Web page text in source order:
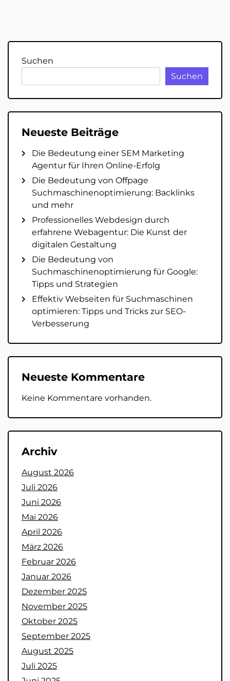
Suchen
Suchen
Neueste Beiträge
Die Bedeutung einer SEM Marketing
Agentur für Ihren Online-Erfolg
Die Bedeutung von Offpage
Suchmaschinenoptimierung: Backlinks
und mehr
Professionelles Webdesign durch
erfahrene Webagentur: Die Kunst der
digitalen Gestaltung
Die Bedeutung von
Suchmaschinenoptimierung für Google:
Tipps und Strategien
Effektiv Webseiten für Suchmaschinen
optimieren: Tipps und Tricks zur SEO-
Verbesserung
Neueste Kommentare
Keine Kommentare vorhanden.
Archiv
August 2026
Juli 2026
Juni 2026
Mai 2026
April 2026
März 2026
Februar 2026
Januar 2026
Dezember 2025
November 2025
Oktober 2025
September 2025
August 2025
Juli 2025